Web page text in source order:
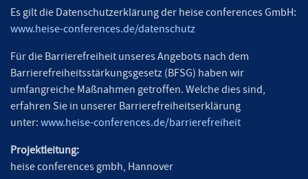
Es gilt die Datenschutzerklärung der heise conferences GmbH:
www.heise-conferences.de/datenschutz
Für die Barrierefreiheit unseres Angebots nach dem
Barrierefreiheitsstärkungsgesetz (BFSG) haben wir
umfangreiche Maßnahmen getroffen. Welche dies sind,
erfahren Sie in unserer Barrierefreiheitserklärung
unter:www.heise-conferences.de/barrierefreiheit
Projektleitung:
heise conferences gmbh, Hannover